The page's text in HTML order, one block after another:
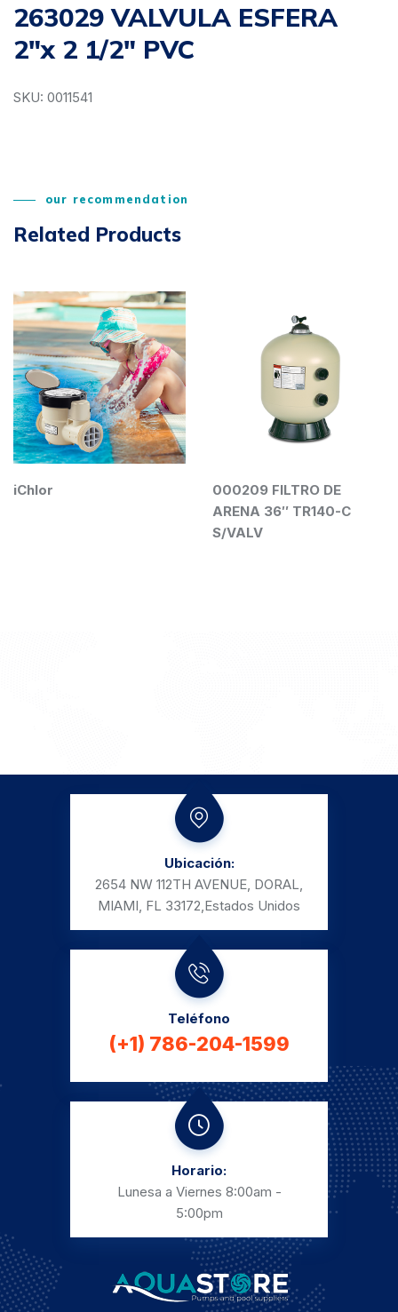
263029 VALVULA ESFERA
2″x 2 1/2″ PVC
SKU: 0011541
our recommendation
Related Products
iChlor
000209 FILTRO DE
ARENA 36″ TR140-C
S/VALV
Ubicación:
2654 NW 112TH AVENUE, DORAL,
MIAMI, FL 33172, Estados Unidos
Teléfono
(+1) 786-204-1599
Horario:
Lunesa a Viernes 8:00am -
5:00pm